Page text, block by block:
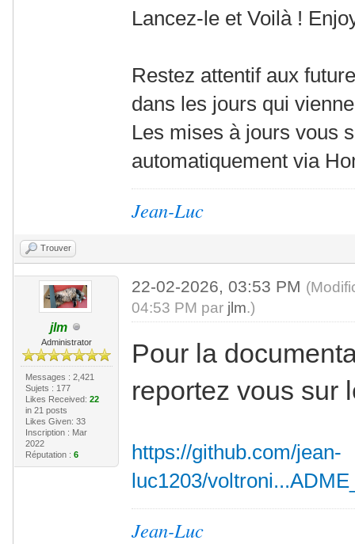
Lancez-le et Voilà !
Restez attentif aux
dans les jours qui
Les mises à jours vous
automatiquement via
Jean-Luc
Trouver
jlm
Administrator
Messages : 2,421
Sujets : 177
Likes Received: 22
in 21 posts
Likes Given: 33
Inscription : Mar
2022
Réputation : 6
22-02-2026, 03:53 PM
04:53 PM par jlm.)
Pour la
reportez vous sur
https://github.com/jean-
luc1203/
Jean-Luc